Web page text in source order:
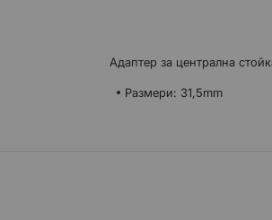
Адаптер за централна
Размери: 31,5mm